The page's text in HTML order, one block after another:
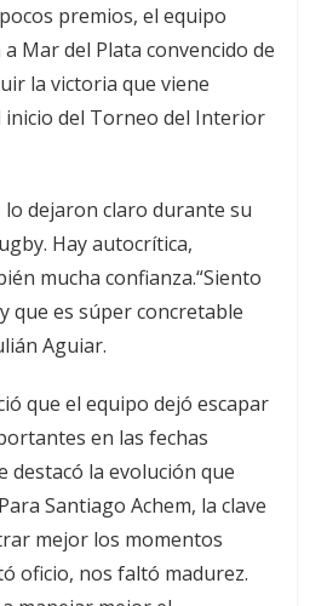
premios, el equipo
Mar del Plata convencido de
la victoria que viene
inicio del Torneo del Interior
dejaron claro durante su
Hay autocrítica,
mucha confianza.“Siento
que es súper concretable
Aguiar.
que el equipo dejó escapar
en las fechas
destacó la evolución que
Santiago Achem, la clave
mejor los momentos
oficio, nos faltó madurez.